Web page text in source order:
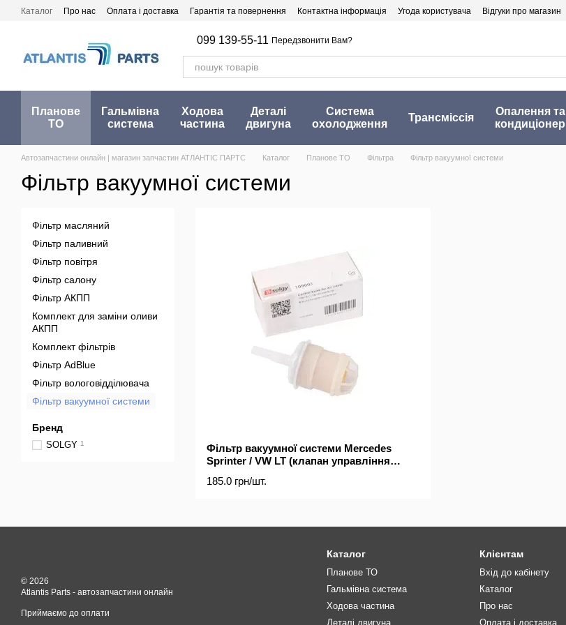
Перейти до основного контенту
Каталог Про нас Оплата і доставка Гарантія та повернення Контактна інформація Угода користувача Відгуки про магазин
099 139-55-11 Передзвонити Вам?
Планове
ТО
Гальмівна
система
Ходова
частина
Деталі
двигуна
Система
охолодження
Трансміссія
Опалення та
кондиціонер
Автозапчастини онлайн | магазин запчастин АТЛАНТІС ПАРТС Каталог Планове ТО Фільтра Фільтр вакуумної системи
Фільтр вакуумної системи
Фільтр вакуумної системи Mercedes
Sprinter / VW LT (клапан управління
185.0 грн/шт.
Фільтр масляний
Фільтр паливний
Фільтр повітря
Фільтр салону
Фільтр АКПП
Комплект для заміни оливи
АКПП
Комплект фільтрів
Фільтр AdBlue
Фільтр вологовідділювача
Фільтр вакуумної системи
Бренд
SOLGY 1
© 2026
Atlantis Parts - автозапчастини онлайн
Приймаємо до оплати
Каталог
Планове ТО
Гальмівна система
Ходова частина
Деталі двигуна
Клієнтам
Вхід до кабінету
Каталог
Про нас
Оплата і доставка